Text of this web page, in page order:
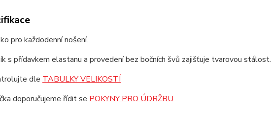
pro každodenní nošení.
s přídavkem elastanu a provedení bez bočních švů zajišťuje tvarovou stálost.
dle TABULKY VELIKOSTÍ
doporučujeme řídit se POKYNY PRO ÚDRŽBU